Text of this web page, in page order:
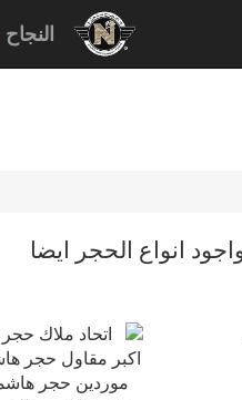
النجاح
انواع الحجر ايضا